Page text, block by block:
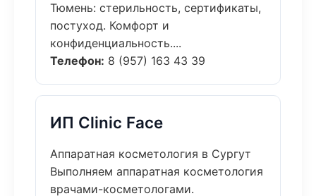
Тюмень: стерильность, сертификаты,
постуход. Комфорт и
конфиденциальность....
Телефон: 8 (957) 163 43 39
ИП Clinic Face
Аппаратная косметология в Сургут
Выполняем аппаратная косметология
врачами-косметологами.